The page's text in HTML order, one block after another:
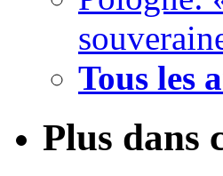
Tous les
Plus dans